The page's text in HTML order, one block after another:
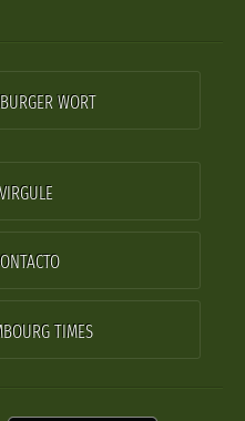
WORT
VIRGULE
TIMES